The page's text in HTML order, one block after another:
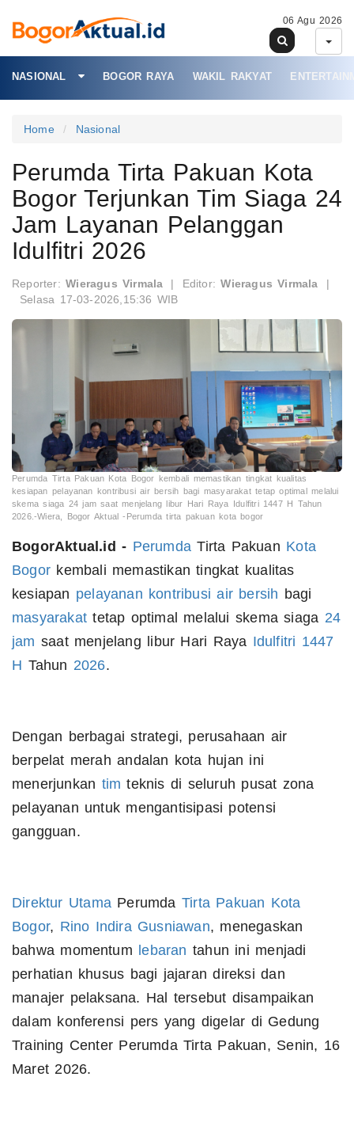
06 Agu 2026
NASIONAL BOGOR RAYA WAKIL RAKYAT
Home Nasional
Perumda Tirta Pakuan Kota
Bogor Terjunkan Tim Siaga 24
Jam Layanan Pelanggan
Idulfitri 2026
Reporter:Wieragus Virmala | Editor:Wieragus Virmala
|
Selasa 17-03-2026,15:36 WIB
Perumda Tirta Pakuan Kota Bogor kembali memastikan tingkat kualitas
kesiapan pelayanan kontribusi air bersih bagi masyarakat tetap optimal melalui
skema siaga 24 jam saat menjelang libur Hari Raya Idulfitri 1447 H Tahun
2026.-Wiera, Bogor Aktual -Perumda tirta pakuan kota bogor
BogorAktual.id - Perumda Tirta Pakuan Kota
Bogor kembali memastikan tingkat kualitas
kesiapan pelayanan kontribusi air bersih bagi
masyarakat tetap optimal melalui skema siaga 24
jam saat menjelang libur Hari Raya Idulfitri 1447
H Tahun 2026.
Dengan berbagai strategi, perusahaan air
berpelat merah andalan kota hujan ini
menerjunkan tim teknis di seluruh pusat zona
pelayanan untuk mengantisipasi potensi
gangguan.
Direktur Utama Perumda Tirta Pakuan Kota
Bogor, Rino Indira Gusniawan, menegaskan
bahwa momentum lebaran tahun ini menjadi
perhatian khusus bagi jajaran direksi dan
manajer pelaksana. Hal tersebut disampaikan
dalam konferensi pers yang digelar di Gedung
Training Center Perumda Tirta Pakuan, Senin, 16
Maret 2026.